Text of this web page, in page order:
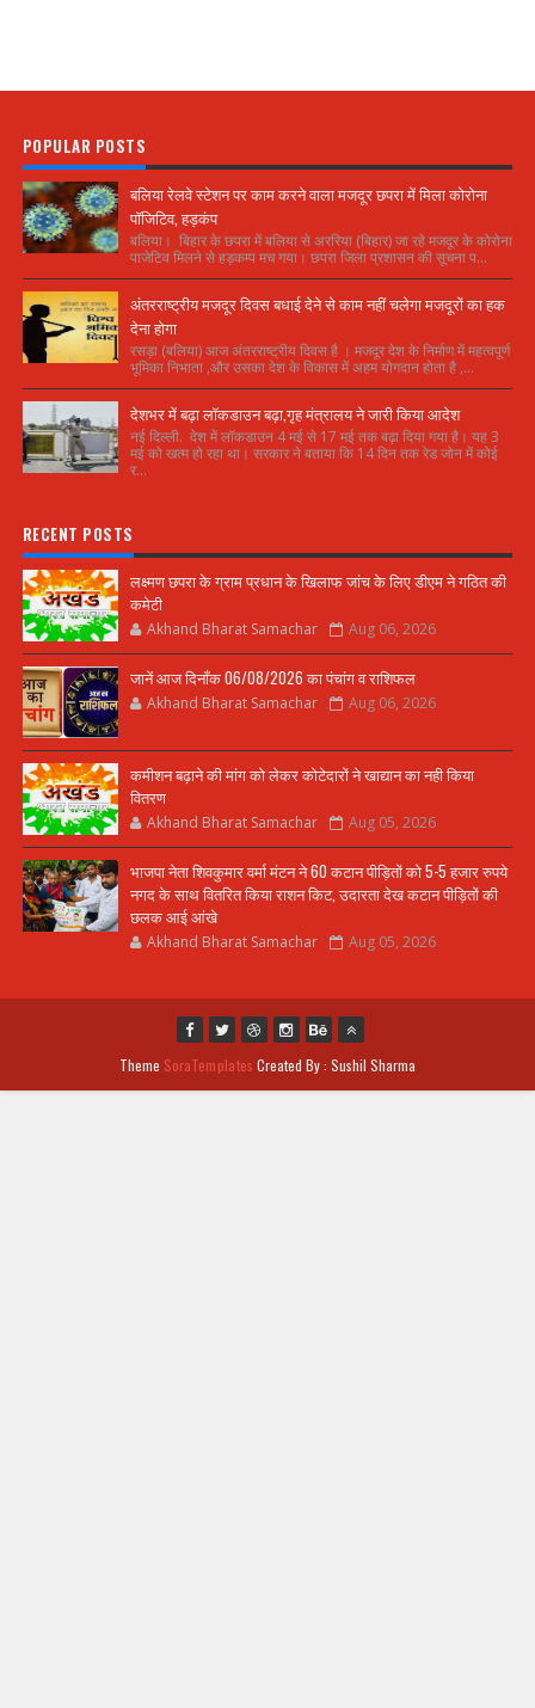
POPULAR POSTS
बलिया रेलवे स्टेशन पर काम करने वाला मजदूर छपरा में मिला कोरोना
पॉजिटिव, हड़कंप
बलिया। बिहार के छपरा में बलिया से अररिया (बिहार) जा रहे मजदूर के कोरोना
पाजेटिव मिलने से हड़कम्प मच गया। छपरा जिला प्रशासन की सूचना प...
अंतरराष्ट्रीय मजदूर दिवस बधाई देने से काम नहीं चलेगा मजदूरों का हक
देना होगा
रसड़ा (बलिया) आज अंतरराष्ट्रीय दिवस है । मजदूर देश के निर्माण में महत्वपूर्ण
भूमिका निभाता ,और उसका देश के विकास में अहम योगदान होता है ,...
देशभर में बढ़ा लॉकडाउन बढ़ा,गृह मंत्रालय ने जारी किया आदेश
नई दिल्ली. देश में लॉकडाउन 4 मई से 17 मई तक बढ़ा दिया गया है। यह 3
मई को खत्म हो रहा था। सरकार ने बताया कि 14 दिन तक रेड जोन में कोई
र...
RECENT POSTS
लक्ष्मण छपरा के ग्राम प्रधान के खिलाफ जांच के लिए डीएम ने गठित की
कमेटी
Akhand Bharat Samachar Aug 06, 2026
जानें आज दिनाँक 06/08/2026 का पंचांग व राशिफल
Akhand Bharat Samachar Aug 06, 2026
कमीशन बढ़ाने की मांग को लेकर कोटेदारों ने खाद्यान का नही किया
वितरण
Akhand Bharat Samachar Aug 05, 2026
भाजपा नेता शिवकुमार वर्मा मंटन ने 60 कटान पीड़ितों को 5-5 हजार रुपये
नगद के साथ वितरित किया राशन किट, उदारता देख कटान पीड़ितों की
छलक आई आंखे
Akhand Bharat Samachar Aug 05, 2026
Theme SoraTemplates Created By : Sushil Sharma